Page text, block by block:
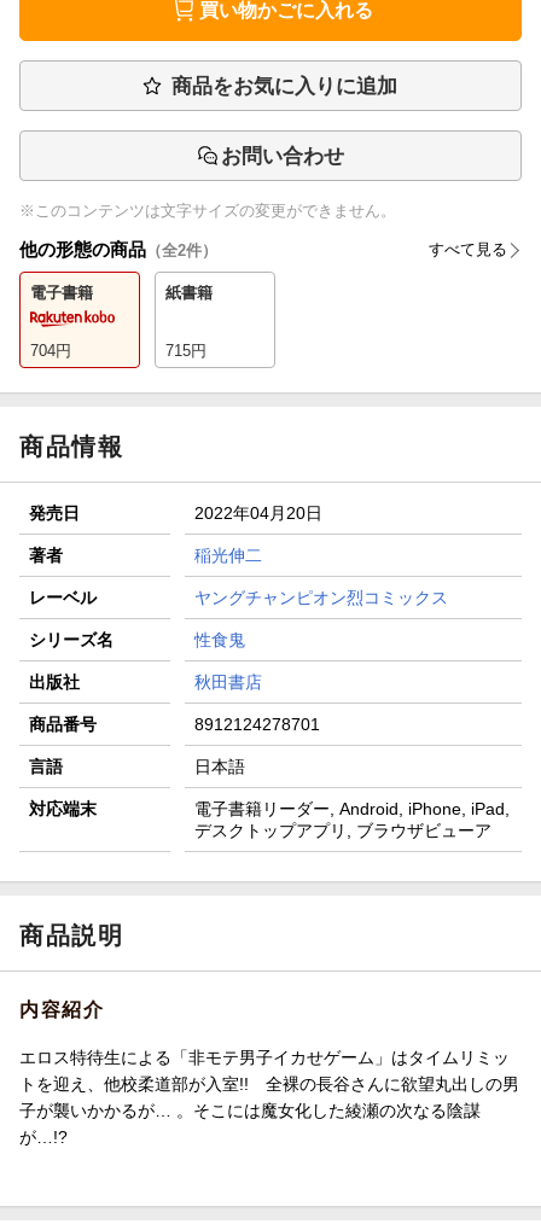
買い物かごに入れる
商品をお気に入りに追加
お問い合わせ
※このコンテンツは文字サイズの変更ができません。
他の形態の商品 （全2件） すべて見る
電子書籍
704円
紙書籍
715円
商品情報
発売日 2022年04月20日
著者 稲光伸二
レーベル ヤングチャンピオン烈コミックス
シリーズ名 性食鬼
出版社 秋田書店
商品番号 8912124278701
言語 日本語
対応端末
電子書籍リーダー, Android, iPhone, iPad,
デスクトップアプリ, ブラウザビューア
商品説明
内容紹介
エロス特待生による「非モテ男子イカせゲーム」はタイムリミッ
トを迎え、他校柔道部が入室!! 全裸の長谷さんに欲望丸出しの男
子が襲いかかるが… 。そこには魔女化した綾瀬の次なる陰謀
が…!?